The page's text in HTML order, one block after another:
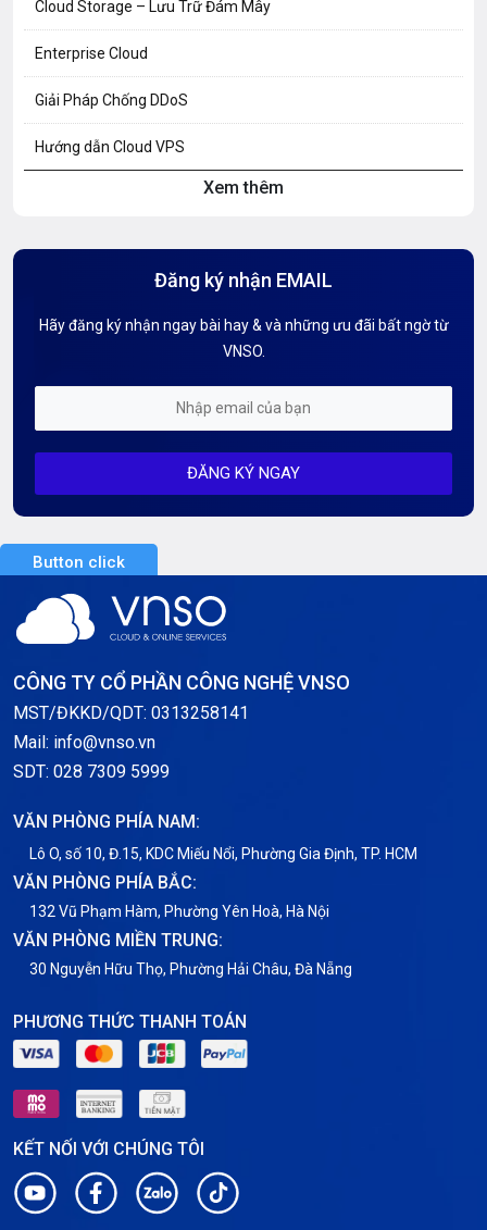
Cloud Storage – Lưu Trữ Đám Mây
Enterprise Cloud
Giải Pháp Chống DDoS
Hướng dẫn Cloud VPS
Hướng dẫn Tên miền
Kiến thức AI
Mỗi tuần 01 Server
Server Dedicated (Máy chủ riêng)
Server GPU
Server Windows
Thông báo
Thông tin chung
Tin tức
Xem thêm
Đăng ký nhận EMAIL
Hãy đăng ký nhận ngay bài hay & và những ưu đãi bất ngờ từ
VNSO.
ĐĂNG KÝ NGAY
Button click
CÔNG TY CỔ PHẦN CÔNG NGHỆ VNSO
MST/ĐKKD/QDT: 0313258141
Mail: info@vnso.vn
SDT: 028 7309 5999
VĂN PHÒNG PHÍA NAM:
Lô O, số 10, Đ.15, KDC Miếu Nổi, Phường Gia Định, TP. HCM
VĂN PHÒNG PHÍA BẮC:
132 Vũ Phạm Hàm, Phường Yên Hoà, Hà Nội
VĂN PHÒNG MIỀN TRUNG:
30 Nguyễn Hữu Thọ, Phường Hải Châu, Đà Nẵng
PHƯƠNG THỨC THANH TOÁN
KẾT NỐI VỚI CHÚNG TÔI